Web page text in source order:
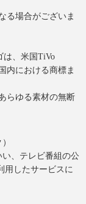
る場合がございま
は、米国TiVo
内における商標ま
らゆる素材の無断
い、テレビ番組の公
用したサービスに